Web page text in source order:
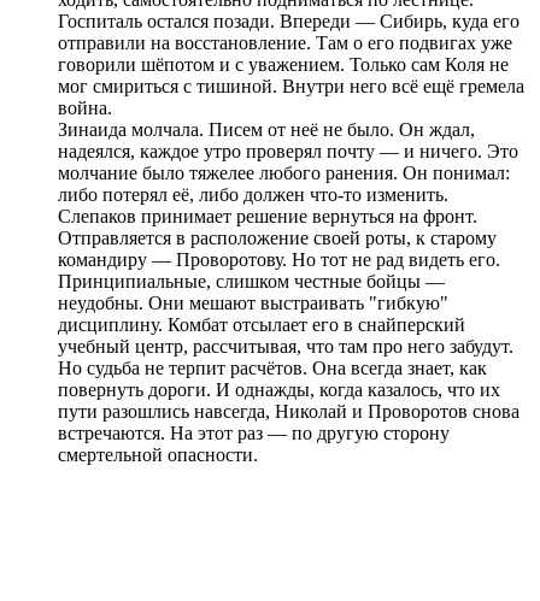
Госпиталь остался позади. Впереди — Сибирь, куда его
отправили на восстановление. Там о его подвигах уже
говорили шёпотом и с уважением. Только сам Коля не
мог смириться с тишиной. Внутри него всё ещё гремела
война.
Зинаида молчала. Писем от неё не было. Он ждал,
надеялся, каждое утро проверял почту — и ничего. Это
молчание было тяжелее любого ранения. Он понимал:
либо потерял её, либо должен что-то изменить.
Слепаков принимает решение вернуться на фронт.
Отправляется в расположение своей роты, к старому
командиру — Проворотову. Но тот не рад видеть его.
Принципиальные, слишком честные бойцы —
неудобны. Они мешают выстраивать "гибкую"
дисциплину. Комбат отсылает его в снайперский
учебный центр, рассчитывая, что там про него забудут.
Но судьба не терпит расчётов. Она всегда знает, как
повернуть дороги. И однажды, когда казалось, что их
пути разошлись навсегда, Николай и Проворотов снова
встречаются. На этот раз — по другую сторону
смертельной опасности.